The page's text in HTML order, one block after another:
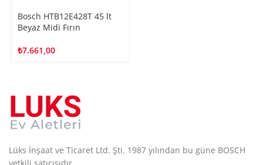
Bosch HTB12E428T 45 lt
Beyaz Midi Fırın
₺7.661,00
Lüks İnşaat ve Ticaret Ltd. Şti. 1987 yılından bu güne BOSCH